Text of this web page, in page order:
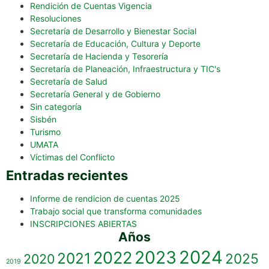
Rendición de Cuentas Vigencia
Resoluciones
Secretaría de Desarrollo y Bienestar Social
Secretaría de Educación, Cultura y Deporte
Secretaría de Hacienda y Tesorería
Secretaría de Planeación, Infraestructura y TIC's
Secretaría de Salud
Secretaría General y de Gobierno
Sin categoría
Sisbén
Turismo
UMATA
Víctimas del Conflicto
Entradas recientes
Informe de rendicion de cuentas 2025
Trabajo social que transforma comunidades
INSCRIPCIONES ABIERTAS
Años
2019 20202021 2022 2023 2024 2025